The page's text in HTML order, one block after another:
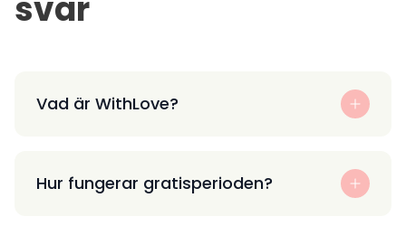
svar
Vad är WithLove?
Hur fungerar gratisperioden?